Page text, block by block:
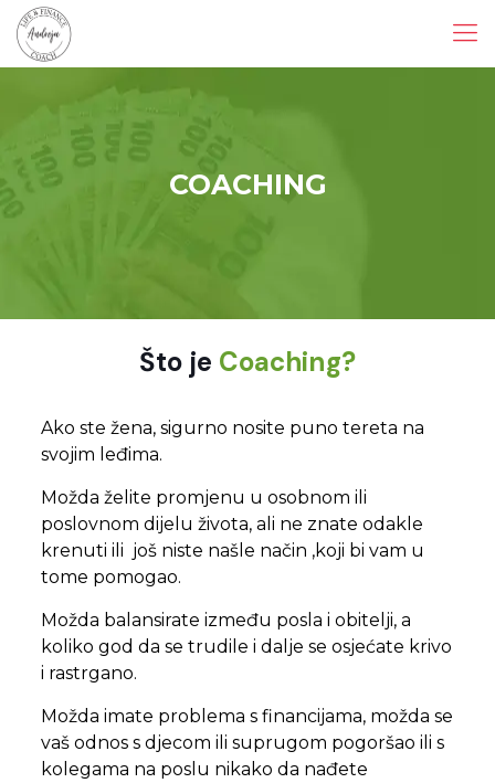
COACHING
Što je Coaching?
Ako ste žena, sigurno nosite puno tereta na
svojim leđima.
Možda želite promjenu u osobnom ili
poslovnom dijelu života, ali ne znate odakle
krenuti ili još niste našle način ,koji bi vam u
tome pomogao.
Možda balansirate između posla i obitelji, a
koliko god da se trudile i dalje se osjećate krivo
i rastrgano.
Možda imate problema s financijama, možda se
vaš odnos s djecom ili suprugom pogoršao ili s
kolegama na poslu nikako da nađete